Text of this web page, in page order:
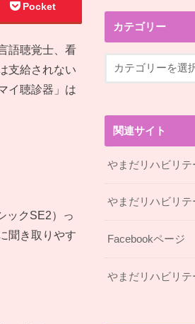
Pocket
語聴覚士、看
支給されない
イ聴診器」は
ックSE2）っ
聞き取りやす
カテゴリー
関連サイト
やまだリハビリ
やまだリハビリ
Facebookページ
やまだリハビリ